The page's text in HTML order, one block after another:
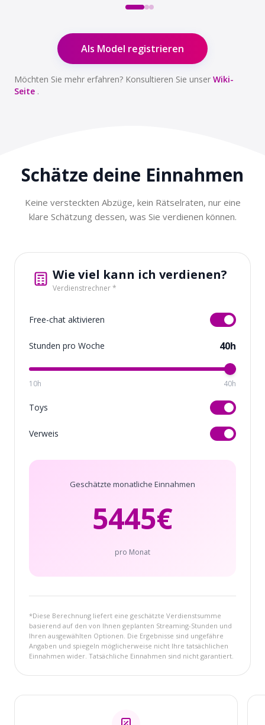
Als Model registrieren
Möchten Sie mehr erfahren? Konsultieren Sie unser Wiki-
Seite .
Schätze deine Einnahmen
Keine versteckten Abzüge, kein Rätselraten, nur eine
klare Schätzung dessen, was Sie verdienen können.
Wie viel kann ich verdienen?
Verdienstrechner *
Free-chat aktivieren
Stunden pro Woche 40h
10h 40h
Toys
Verweis
Geschätzte monatliche Einnahmen
5445€
pro Monat
*Diese Berechnung liefert eine geschätzte Verdienstsumme
basierend auf den von Ihnen geplanten Streaming-Stunden und
Ihren ausgewählten Optionen. Die Ergebnisse sind ungefähre
Angaben und spiegeln möglicherweise nicht Ihre tatsächlichen
Einnahmen wider. Tatsächliche Einnahmen sind nicht garantiert.